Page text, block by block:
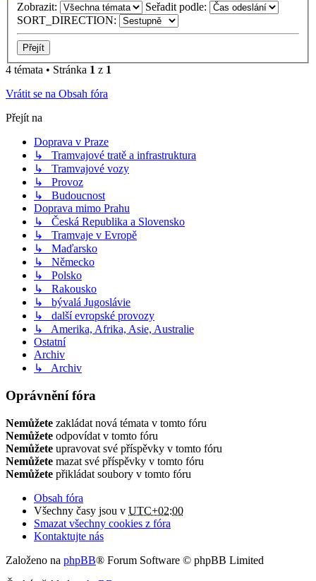
Zobrazit:
Seřadit podle:
SORT_DIRECTION:
4 témata • Stránka 1 z 1
Vrátit se na Obsah fóra
Přejít na
Doprava v Praze
↳ Tramvajové tratě a infrastruktura
↳ Tramvajové vozy
↳ Provoz
↳ Budoucnost
Doprava mimo Prahu
↳ Česká Republika a Slovensko
↳ Tramvaje v Evropě
↳ Maďarsko
↳ Německo
↳ Polsko
↳ Rakousko
↳ bývalá Jugoslávie
↳ další evropské provozy
↳ Amerika, Afrika, Asie, Australie
Ostatní
Archiv
↳ Archiv
Oprávnění fóra
Nemůžete zakládat nová témata v tomto fóru
Nemůžete odpovídat v tomto fóru
Nemůžete upravovat své příspěvky v tomto fóru
Nemůžete mazat své příspěvky v tomto fóru
Nemůžete přikládat soubory v tomto fóru
Obsah fóra
Všechny časy jsou v UTC+02:00
Smazat všechny cookies z fóra
Kontaktujte nás
Založeno na phpBB® Forum Software © phpBB Limited